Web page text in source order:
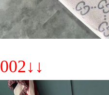
002↓↓